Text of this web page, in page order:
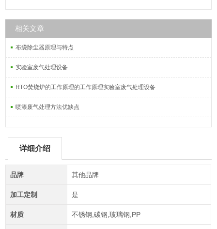
相关文章
布袋除尘器原理与特点
实验室废气处理设备
​RTO焚烧炉的工作原理的工作原理实验室废气处理设备
喷漆废气处理方法优缺点
详细介绍
品牌 其他品牌
加工定制 是
材质 不锈钢,碳钢,玻璃钢,PP